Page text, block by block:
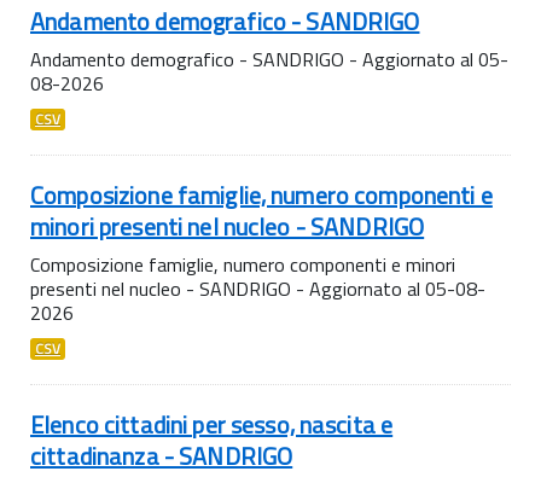
Andamento demografico - SANDRIGO
Andamento demografico - SANDRIGO - Aggiornato al 05-
08-2026
CSV
Composizione famiglie, numero componenti e
minori presenti nel nucleo - SANDRIGO
Composizione famiglie, numero componenti e minori
presenti nel nucleo - SANDRIGO - Aggiornato al 05-08-
2026
CSV
Elenco cittadini per sesso, nascita e
cittadinanza - SANDRIGO